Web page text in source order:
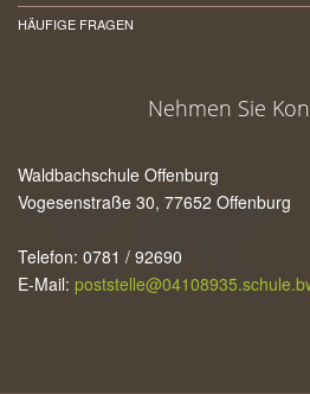
HÄUFIGE FRAGEN
Nehmen Sie
Waldbachschule Offenburg
Vogesenstraße 30, 77652 Offenburg
Telefon: 0781 / 92690
E-Mail: